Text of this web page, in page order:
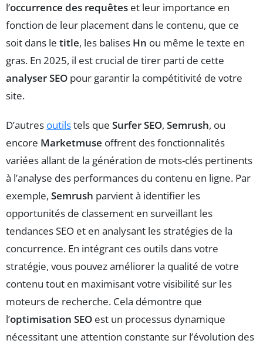
l’occurrence des requêtes et leur importance en
fonction de leur placement dans le contenu, que ce
soit dans le title, les balises Hn ou même le texte en
gras. En 2025, il est crucial de tirer parti de cette
analyser SEO pour garantir la compétitivité de votre
site.
D’autres outilstels que Surfer SEO, Semrush, ou
encore Marketmuse offrent des fonctionnalités
variées allant de la génération de mots-clés pertinents
à l’analyse des performances du contenu en ligne. Par
exemple, Semrush parvient à identifier les
opportunités de classement en surveillant les
tendances SEO et en analysant les stratégies de la
concurrence. En intégrant ces outils dans votre
stratégie, vous pouvez améliorer la qualité de votre
contenu tout en maximisant votre visibilité sur les
moteurs de recherche. Cela démontre que
l’optimisation SEO est un processus dynamique
nécessitant une attention constante sur l’évolution des